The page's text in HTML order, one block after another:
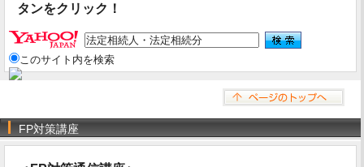
タンをクリック！
このサイト内を検索
FP対策講座